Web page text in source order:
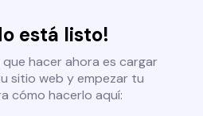
está listo!
hacer ahora es cargar
sitio web y empezar tu
cómo hacerlo aquí: